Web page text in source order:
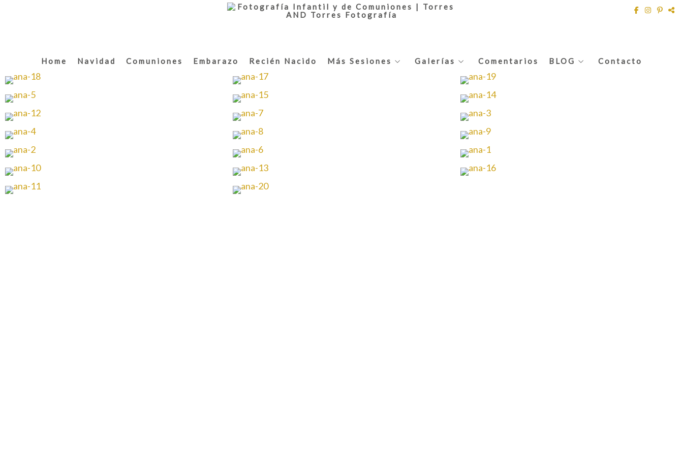
Home Navidad Comuniones Embarazo Recién Nacido Más Sesiones Galerías Comentarios BLOG Contacto